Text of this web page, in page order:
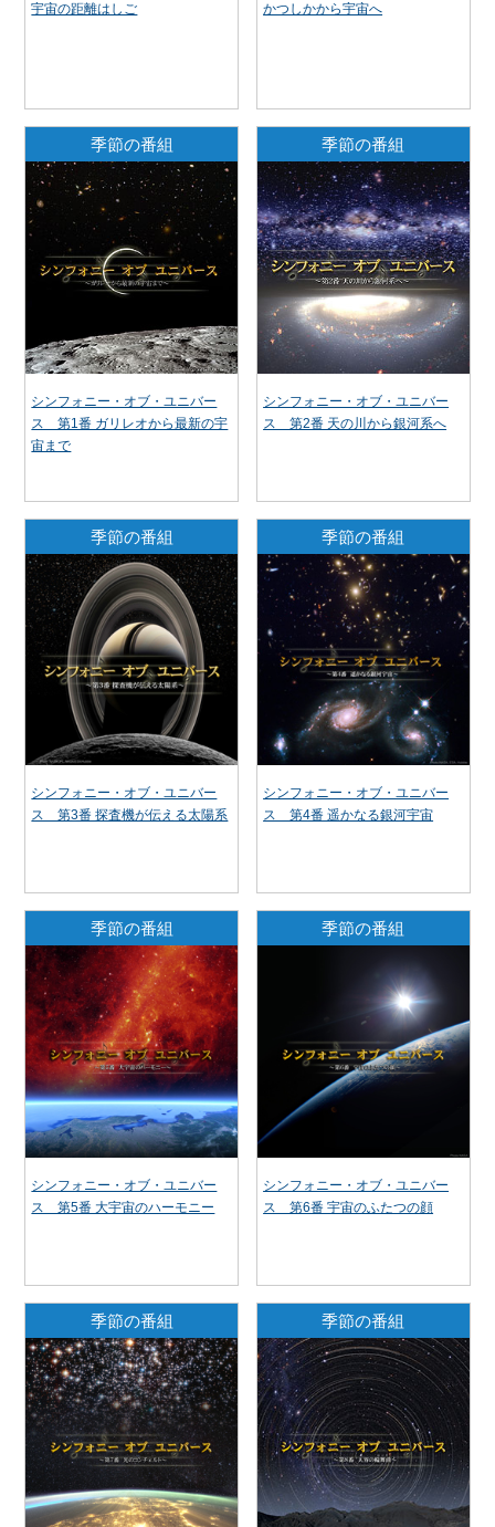
宇宙の距離はしご かつしかから宇宙へ
季節の番組
シンフォニー・オブ・ユニバー
ス 第1番 ガリレオから最新の宇
宙まで
季節の番組
シンフォニー・オブ・ユニバー
ス 第2番 天の川から銀河系へ
季節の番組
シンフォニー・オブ・ユニバー
ス 第3番 探査機が伝える太陽系
季節の番組
シンフォニー・オブ・ユニバー
ス 第4番 遥かなる銀河宇宙
季節の番組
シンフォニー・オブ・ユニバー
ス 第5番 大宇宙のハーモニー
季節の番組
シンフォニー・オブ・ユニバー
ス 第6番 宇宙のふたつの顔
季節の番組 季節の番組